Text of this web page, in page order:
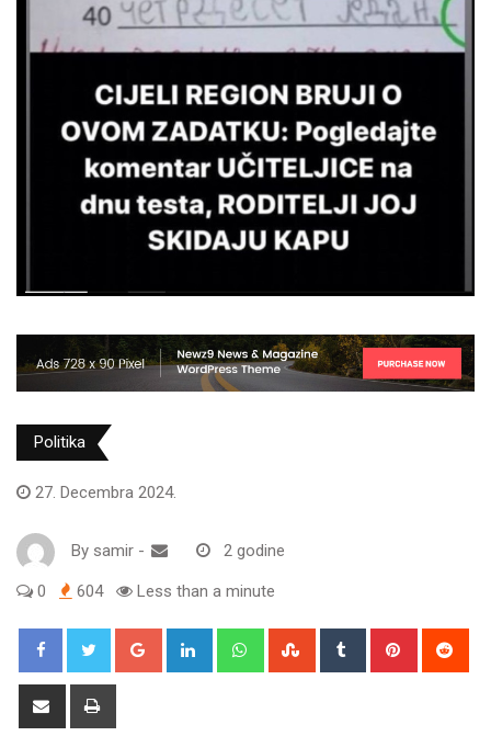
Politika
27. Decembra 2024.
By samir - 2 godine
0 604 Less than a minute
Google+ LinkedIn WhatsappStumbleUpon
Tumblr Pinterest
Share